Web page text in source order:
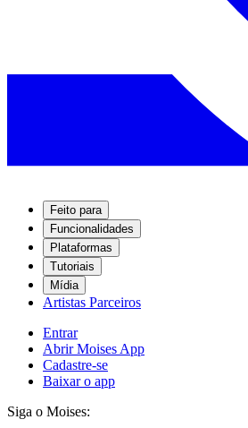
Feito para
Funcionalidades
Plataformas
Tutoriais
Mídia
Artistas Parceiros
Entrar
Abrir Moises App
Cadastre-se
Baixar o app
Siga o Moises: